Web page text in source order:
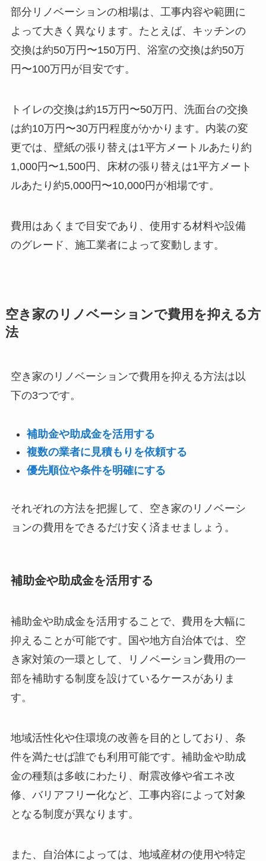
部分リノベーションの相場は、工事内容や範囲に
よって大きく異なります。たとえば、キッチンの
交換は約50万円〜150万円、浴室の交換は約50万
円〜100万円が目安です。
トイレの交換は約15万円〜50万円、洗面台の交換
は約10万円〜30万円程度がかかります。内装の変
更では、壁紙の張り替えは1平方メートルあたり約
1,000円〜1,500円、床材の張り替えは1平方メート
ルあたり約5,000円〜10,000円が相場です。
費用はあくまで目安であり、使用する材料や設備
のグレード、施工業者によって変動します。
空き家のリノベーションで費用を抑える方
法
空き家のリノベーションで費用を抑える方法は以
下の3つです。
補助金や助成金を活用する
複数の業者に見積もりを依頼する
優先順位や条件を明確にする
それぞれの方法を把握して、空き家のリノベーシ
ョンの費用をできるだけ安く済ませましょう。
補助金や助成金を活用する
補助金や助成金を活用することで、費用を大幅に
抑えることが可能です。国や地方自治体では、空
き家対策の一環として、リノベーション費用の一
部を補助する制度を設けているケースがありま
す。
地域活性化や住環境の改善を目的としており、条
件を満たせば誰でも利用可能です。補助金や助成
金の種類は多岐にわたり、耐震改修や省エネ改
修、バリアフリー化など、工事内容によって対象
となる制度が異なります。
また、自治体によっては、地域産材の使用や特定